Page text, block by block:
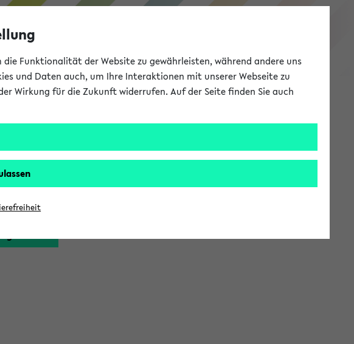
eKVV
am System zur Verfügung steht.
Sie sich an:
die Funktionalität der Website zu gewährleisten, während andere uns
und Daten auch, um Ihre Interaktionen mit unserer Webseite zu
Wirkung für die Zukunft widerrufen. Auf der Seite finden Sie auch